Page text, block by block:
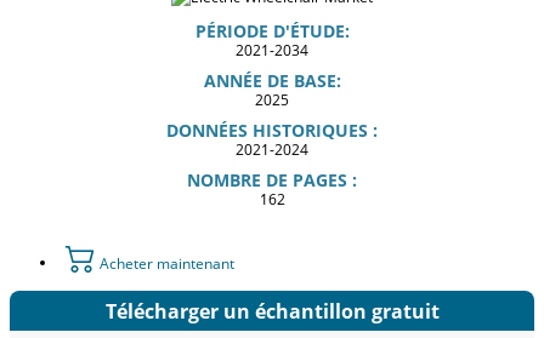
PÉRIODE D'ÉTUDE:
2021-2034
ANNÉE DE BASE:
2025
DONNÉES HISTORIQUES :
2021-2024
NOMBRE DE PAGES :
162
Acheter maintenant
Télécharger un échantillon gratuit